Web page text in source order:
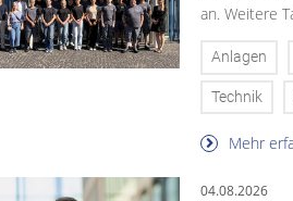
an. Weitere
Anlagen
Technik
Mehr
04.08.2026